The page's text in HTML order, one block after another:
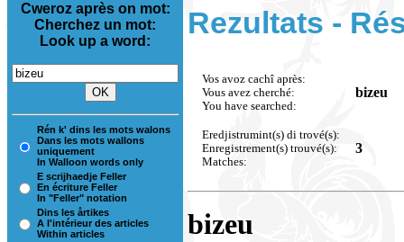
Cweroz après on mot:
Cherchez un mot:
Look up a word:
Rén k' dins les mots walons
Dans les mots wallons
uniquement
In Walloon words only
E scrijhaedje Feller
En écriture Feller
In "Feller" notation
Dins les årtikes
A l'intérieur des articles
Within articles
Rezultats -
Vos avoz cachî après:
Vous avez cherché:
You have searched:
bizeu
Eredjistrumint(s) di trové(s):
Enregistrement(s) trouvé(s):
Matches:
3
bizeu